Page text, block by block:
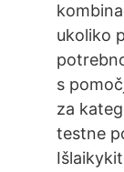
ukoliko
s
za
testne